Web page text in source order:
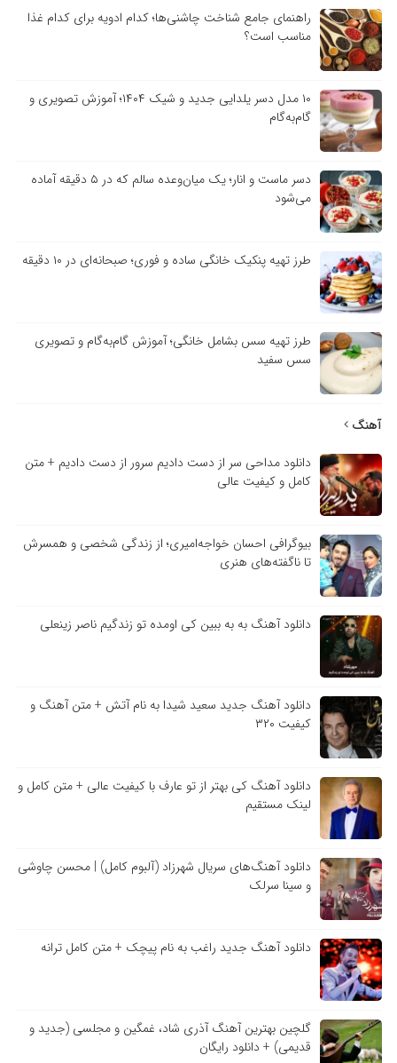
راهنمای جامع شناخت چاشنی‌ها؛ کدام ادویه برای کدام غذا
مناسب است؟
۱۰ مدل دسر یلدایی جدید و شیک ۱۴۰۴؛ آموزش تصویری و
گام‌به‌گام
دسر ماست و انار؛ یک میان‌وعده سالم که در ۵ دقیقه آماده
می‌شود
طرز تهیه پنکیک خانگی ساده و فوری؛ صبحانه‌ای در ۱۰ دقیقه
طرز تهیه سس بشامل خانگی؛ آموزش گام‌به‌گام و تصویری
سس سفید
آهنگ
دانلود مداحی سر از دست دادیم سرور از دست دادیم + متن
کامل و کیفیت عالی
بیوگرافی احسان خواجه‌امیری؛ از زندگی شخصی و همسرش
تا ناگفته‌های هنری
دانلود آهنگ به به ببین کی اومده تو زندگیم ناصر زینعلی
دانلود آهنگ جدید سعید شیدا به نام آتش + متن آهنگ و
کیفیت ۳۲۰
دانلود آهنگ کی بهتر از تو عارف با کیفیت عالی + متن کامل و
لینک مستقیم
دانلود آهنگ‌های سریال شهرزاد (آلبوم کامل) | محسن چاوشی
و سینا سرلک
دانلود آهنگ جدید راغب به نام پیچک + متن کامل ترانه
گلچین بهترین آهنگ آذری شاد، غمگین و مجلسی (جدید و
قدیمی) + دانلود رایگان